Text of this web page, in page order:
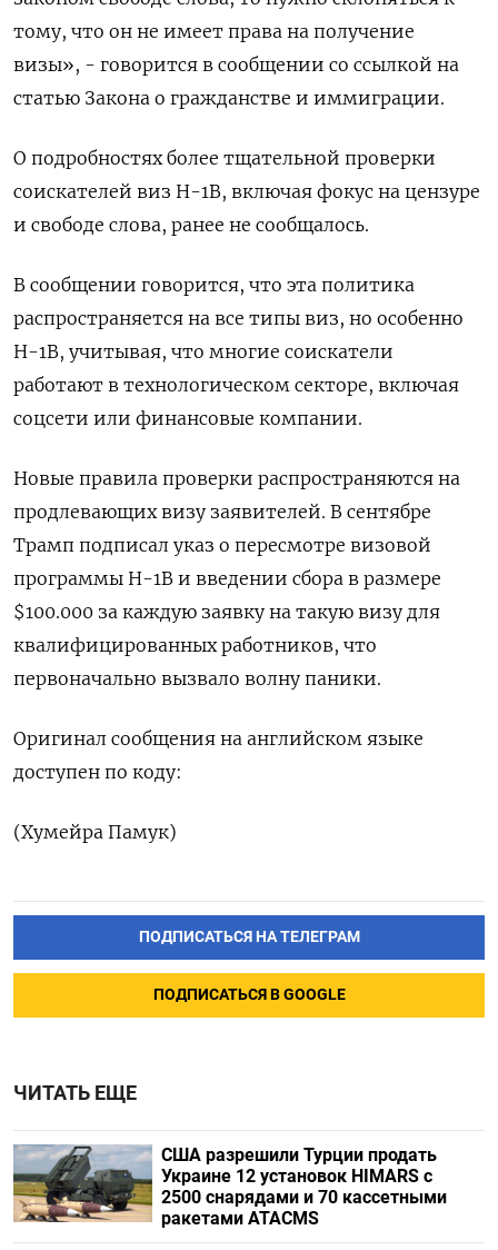
тому, что он не имеет права на получение
визы», - говорится в сообщении со ссылкой на
статью Закона о гражданстве и иммиграции.
О подробностях более тщательной проверки
соискателей виз H-1B, включая фокус на цензуре
и свободе слова, ранее не сообщалось.
В сообщении говорится, что эта политика
распространяется на все типы виз, но особенно
H-1B, учитывая, что многие соискатели
работают в технологическом секторе, включая
соцсети или финансовые компании.
Новые правила проверки распространяются на
продлевающих визу заявителей. В сентябре
Трамп подписал указ о пересмотре визовой
программы H-1B и введении сбора в размере
$100.000 за каждую заявку на такую визу для
квалифицированных работников, что
первоначально вызвало волну паники.
Оригинал сообщения на английском языке
доступен по коду:
(Хумейра Памук)
ПОДПИСАТЬСЯ НА ТЕЛЕГРАМ
ПОДПИСАТЬСЯ В GOOGLE
ЧИТАТЬ ЕЩЕ
США разрешили Турции продать
Украине 12 установок HIMARS с
2500 снарядами и 70 кассетными
ракетами ATACMS